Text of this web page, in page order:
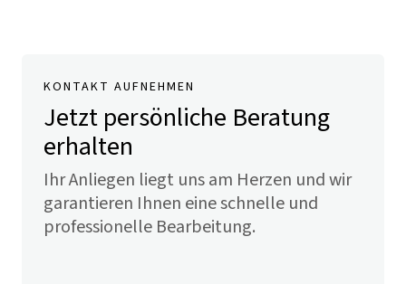
KONTAKT AUFNEHMEN
Jetzt persönliche Beratung
erhalten
Ihr Anliegen liegt uns am Herzen und wir
garantieren Ihnen eine schnelle und
professionelle Bearbeitung.